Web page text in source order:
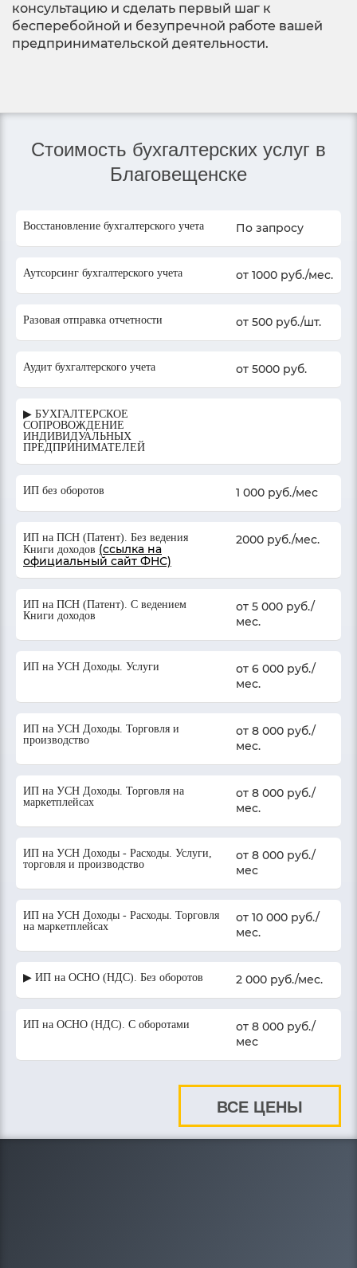
консультацию и сделать первый шаг к
бесперебойной и безупречной работе вашей
предпринимательской деятельности.
Стоимость бухгалтерских услуг в
Благовещенске
Восстановление бухгалтерского учета По запросу
Аутсорсинг бухгалтерского учета от 1000 руб./мес.
Разовая отправка отчетности от 500 руб./шт.
Аудит бухгалтерского учета от 5000 руб.
▶ БУХГАЛТЕРСКОЕ
СОПРОВОЖДЕНИЕ
ИНДИВИДУАЛЬНЫХ
ПРЕДПРИНИМАТЕЛЕЙ
ИП без оборотов 1 000 руб./мес
ИП на ПСН (Патент). Без ведения
Книги доходов (ссылка на
официальный сайт ФНС)
2000 руб./мес.
ИП на ПСН (Патент). С ведением
Книги доходов
от 5 000 руб./
мес.
ИП на УСН Доходы. Услуги
от 6 000 руб./
мес.
ИП на УСН Доходы. Торговля и
производство
от 8 000 руб./
мес.
ИП на УСН Доходы. Торговля на
маркетплейсах
от 8 000 руб./
мес.
ИП на УСН Доходы - Расходы. Услуги,
торговля и производство
от 8 000 руб./
мес
ИП на УСН Доходы - Расходы. Торговля
на маркетплейсах
от 10 000 руб./
мес.
▶ ИП на ОСНО (НДС). Без оборотов 2 000 руб./мес.
ИП на ОСНО (НДС). С оборотами
от 8 000 руб./
мес
ВСЕ ЦЕНЫ